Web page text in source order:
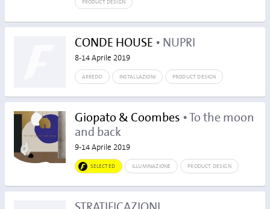
PRODUCT DESIGN
CONDE HOUSE • NUPRI
8-14 Aprile 2019
ARREDO INSTALLAZIONI PRODUCT DESIGN
Giopato & Coombes • To the moon
and back
9-14 Aprile 2019
SELECTED ILLUMINAZIONE PRODUCT DESIGN